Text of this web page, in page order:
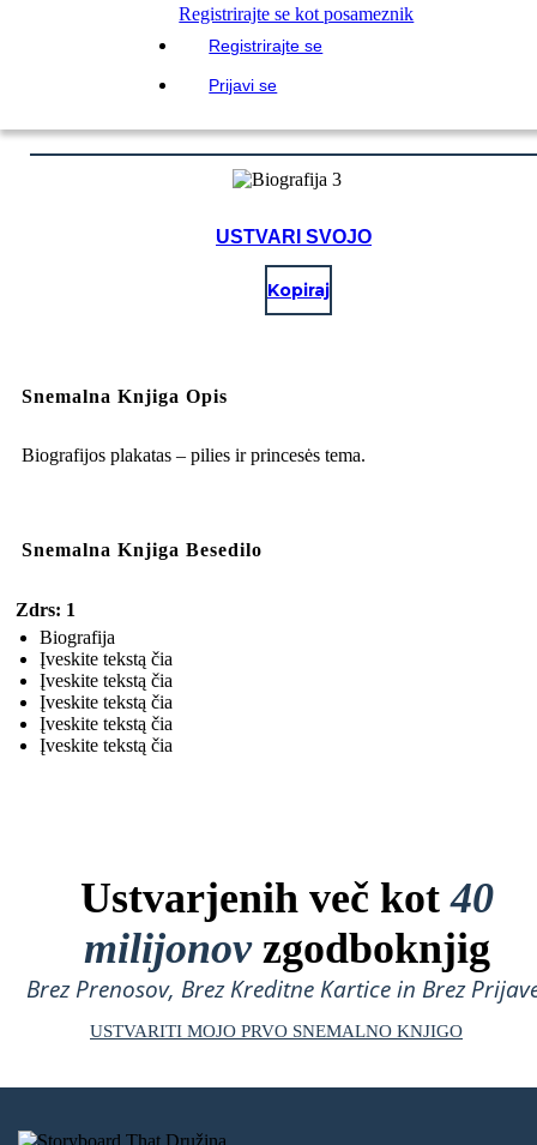
Registrirajte se kot posameznik
Registrirajte se
Prijavi se
USTVARI SVOJO
Kopiraj
Snemalna Knjiga Opis
Biografijos plakatas – pilies ir princesės tema.
Snemalna Knjiga Besedilo
Zdrs: 1
Biografija
Įveskite tekstą čia
Įveskite tekstą čia
Įveskite tekstą čia
Įveskite tekstą čia
Įveskite tekstą čia
Ustvarjenih več kot40
milijonovzgodboknjig
Brez Prenosov, Brez Kreditne Kartice in Brez
USTVARITI MOJO PRVO SNEMALNO KNJIGO